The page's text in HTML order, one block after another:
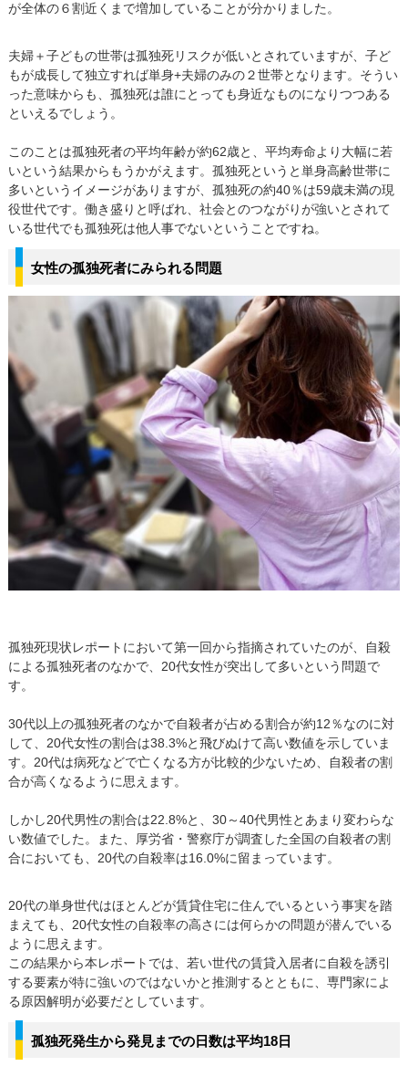
が全体の６割近くまで増加していることが分かりました。
夫婦＋子どもの世帯は孤独死リスクが低いとされていますが、子ど
もが成長して独立すれば単身+夫婦のみの２世帯となります。そうい
った意味からも、孤独死は誰にとっても身近なものになりつつある
といえるでしょう。
このことは孤独死者の平均年齢が約62歳と、平均寿命より大幅に若
いという結果からもうかがえます。孤独死というと単身高齢世帯に
多いというイメージがありますが、孤独死の約40％は59歳未満の現
役世代です。働き盛りと呼ばれ、社会とのつながりが強いとされて
いる世代でも孤独死は他人事でないということですね。
女性の孤独死者にみられる問題
孤独死現状レポートにおいて第一回から指摘されていたのが、自殺
による孤独死者のなかで、20代女性が突出して多いという問題で
す。
30代以上の孤独死者のなかで自殺者が占める割合が約12％なのに対
して、20代女性の割合は38.3%と飛びぬけて高い数値を示していま
す。20代は病死などで亡くなる方が比較的少ないため、自殺者の割
合が高くなるように思えます。
しかし20代男性の割合は22.8%と、30～40代男性とあまり変わらな
い数値でした。また、厚労省・警察庁が調査した全国の自殺者の割
合においても、20代の自殺率は16.0%に留まっています。
20代の単身世代はほとんどが賃貸住宅に住んでいるという事実を踏
まえても、20代女性の自殺率の高さには何らかの問題が潜んでいる
ように思えます。
この結果から本レポートでは、若い世代の賃貸入居者に自殺を誘引
する要素が特に強いのではないかと推測するとともに、専門家によ
る原因解明が必要だとしています。
孤独死発生から発見までの日数は平均18日